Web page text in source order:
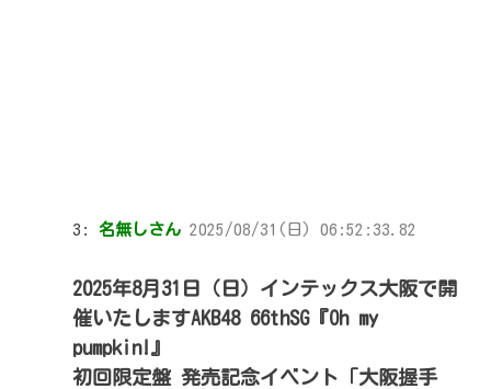
3: 名無しさん 2025/08/31(日) 06:52:33.82
2025年8月31日（日）インテックス大阪で開
催いたしますAKB48 66thSG『Oh my
pumpkin!』
初回限定盤 発売記念イベント「大阪握手